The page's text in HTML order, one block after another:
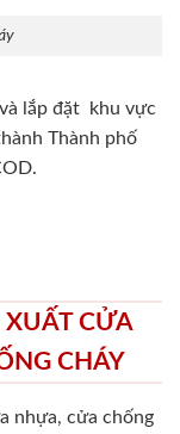
lắp đặt khu vực
Thành phố
CỬA
CHÁY
nhựa, cửa chống